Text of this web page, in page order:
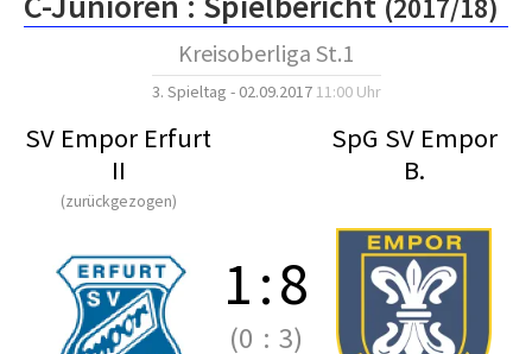
(2017/18)
Kreisoberliga St.1
3. Spieltag - 02.09.2017 11:00 Uhr
SV Empor Erfurt
II
(zurückgezogen)
SpG SV Empor
B.
1:8
(0 : 3)